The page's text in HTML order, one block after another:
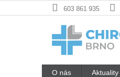
na
603 861 935
O nás Aktuality